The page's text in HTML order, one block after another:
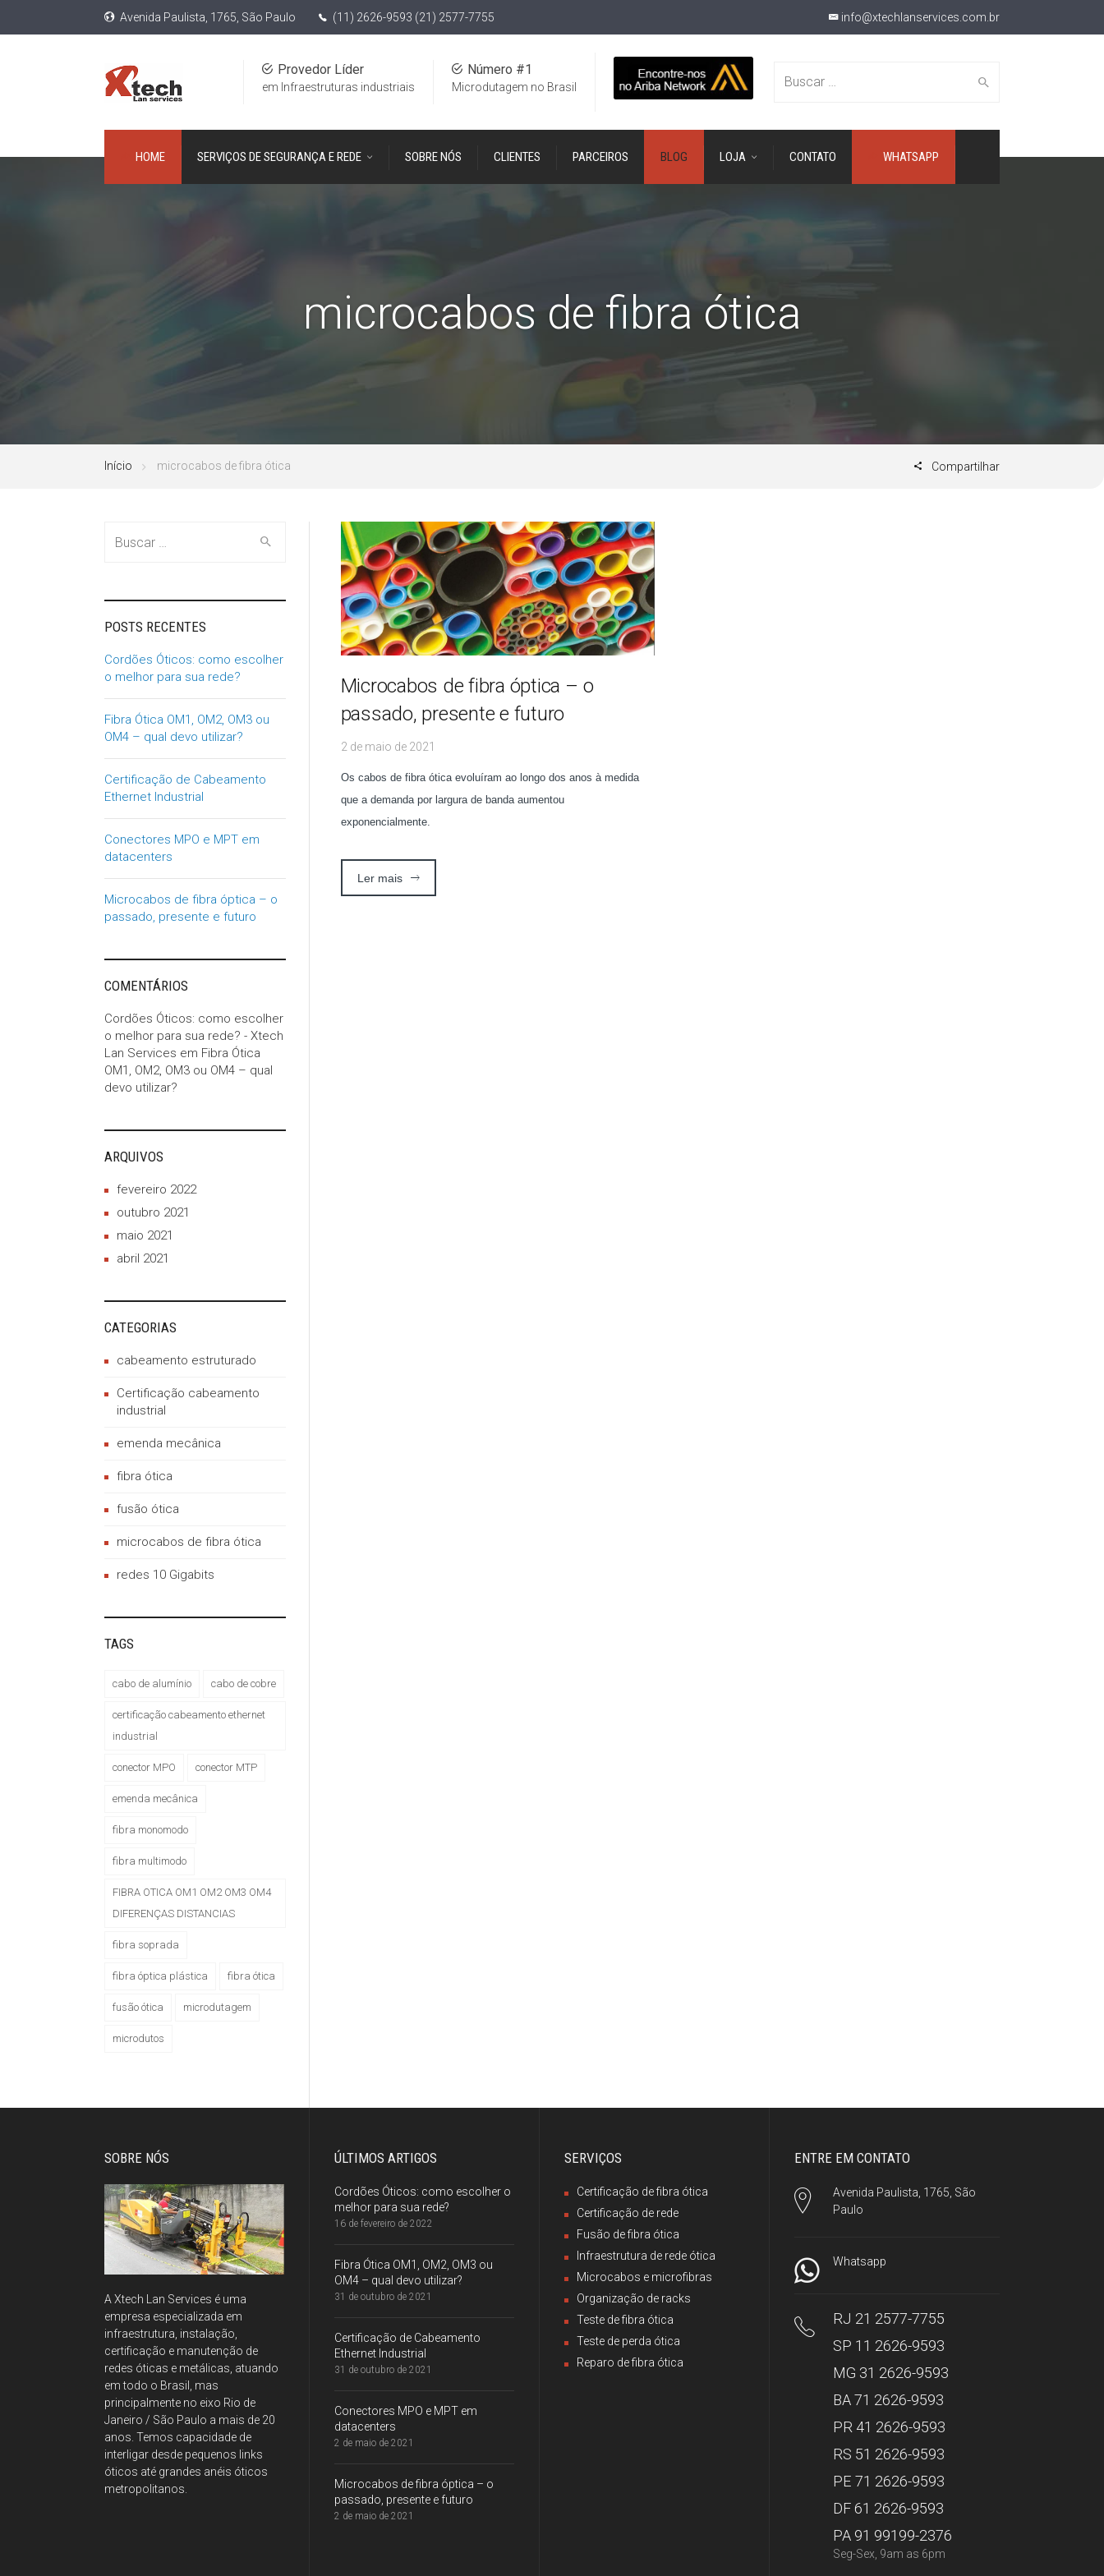
Avenida Paulista, 1765, São Paulo (11) 2626-9593 (21) 2577-7755 info@xtechlanservices.com.br
Buscar
Número #1
Microdutagem no Brasil
Provedor Líder
em Infraestruturas industriais
HOME SERVIÇOS DE SEGURANÇA E REDE SOBRE NÓS CLIENTES PARCEIROS BLOG LOJA CONTATO WHATSAPP
microcabos de fibra ótica
Início microcabos de fibra ótica Compartilhar
Microcabos de fibra óptica – o
passado, presente e futuro
2 de maio de 2021
Os cabos de fibra ótica evoluíram ao longo dos anos à medida
que a demanda por largura de banda aumentou
exponencialmente.
Ler mais
POSTS RECENTES
Cordões Óticos: como escolher
o melhor para sua rede?
Fibra Ótica OM1, OM2, OM3 ou
OM4 – qual devo utilizar?
Certificação de Cabeamento
Ethernet Industrial
Conectores MPO e MPT em
datacenters
Microcabos de fibra óptica – o
passado, presente e futuro
COMENTÁRIOS
Cordões Óticos: como escolher
o melhor para sua rede? - Xtech
Lan Services em Fibra Ótica
OM1, OM2, OM3 ou OM4 – qual
devo utilizar?
ARQUIVOS
fevereiro 2022
outubro 2021
maio 2021
abril 2021
CATEGORIAS
cabeamento estruturado
Certificação cabeamento
industrial
emenda mecânica
fibra ótica
fusão ótica
microcabos de fibra ótica
redes 10 Gigabits
TAGS
cabo de alumínio cabo de cobre
certificação cabeamento ethernet
industrial
conector MPO conector MTP
emenda mecânica
fibra monomodo
fibra multimodo
FIBRA OTICA OM1 OM2 OM3 OM4
DIFERENÇAS DISTANCIAS
fibra soprada
fibra óptica plástica fibra ótica
fusão ótica microdutagem
microdutos
SOBRE NÓS
A Xtech Lan Services é uma
empresa especializada em
infraestrutura, instalação,
certificação e manutenção de
redes óticas e metálicas, atuando
em todo o Brasil, mas
principalmente no eixo Rio de
Janeiro / São Paulo a mais de 20
anos. Temos capacidade de
interligar desde pequenos links
óticos até grandes anéis óticos
metropolitanos.
ÚLTIMOS ARTIGOS
Cordões Óticos: como escolher o
melhor para sua rede?
16 de fevereiro de 2022
Fibra Ótica OM1, OM2, OM3 ou
OM4 – qual devo utilizar?
31 de outubro de 2021
Certificação de Cabeamento
Ethernet Industrial
31 de outubro de 2021
Conectores MPO e MPT em
datacenters
2 de maio de 2021
Microcabos de fibra óptica – o
passado, presente e futuro
2 de maio de 2021
SERVIÇOS
Certificação de fibra ótica
Certificação de rede
Fusão de fibra ótica
Infraestrutura de rede ótica
Microcabos e microfibras
Organização de racks
Teste de fibra ótica
Teste de perda ótica
Reparo de fibra ótica
ENTRE EM CONTATO
Avenida Paulista, 1765, São
Paulo
Whatsapp
RJ 21 2577-7755
SP 11 2626-9593
MG 31 2626-9593
BA 71 2626-9593
PR 41 2626-9593
RS 51 2626-9593
PE 71 2626-9593
DF 61 2626-9593
PA 91 99199-2376
Seg-Sex, 9am as 6pm